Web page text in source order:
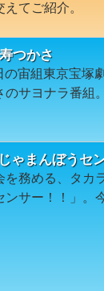
てご紹介。
つかさ
の宙組東京宝塚
サヨナラ番組。
ゃまんぼうセ
を務める、タカ
ンサー！！」。